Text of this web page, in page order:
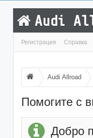
Audi
Регистрация Справка
Audi Allroad
Помогите с
Добро